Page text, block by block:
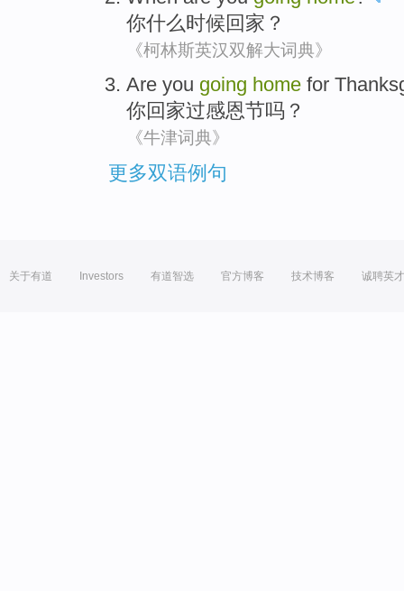
你什么时候回家？
《柯林斯英汉双解大词典》
Are you going home for
你回家过感恩节吗？
《牛津词典》
更多双语例句
关于有道 Investors 有道智选 官方博客 技术博客 诚聘英才